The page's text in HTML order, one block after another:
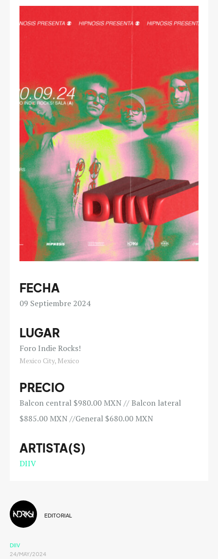
FECHA
09 Septiembre 2024
LUGAR
Foro Indie Rocks!
Mexico City, Mexico
PRECIO
Balcon central $980.00 MXN // Balcon lateral
$885.00 MXN //General $680.00 MXN
ARTISTA(S)
DIIV
EDITORIAL
DIIV
24/MAY/2024